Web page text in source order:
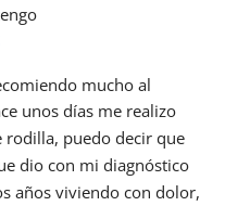
mucho al
unos días me realizo
rodilla, puedo decir que
dio con mi diagnóstico
años viviendo con dolor,